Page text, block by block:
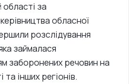
області за
обласної
розслідування
займалася
заборонених речовин на
та інших регіонів.